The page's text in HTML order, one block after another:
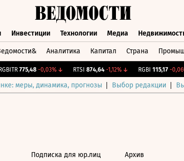
Инвестиции Технологии Медиа
Аналитика Капитал Страна
775,48 -0,03%↓ RTSI 874,64 -1,12%↓ RGBI 115,17 -0,06%
меры, динамика, прогнозы Выбор редакции
Подписка для юр.лиц Архив